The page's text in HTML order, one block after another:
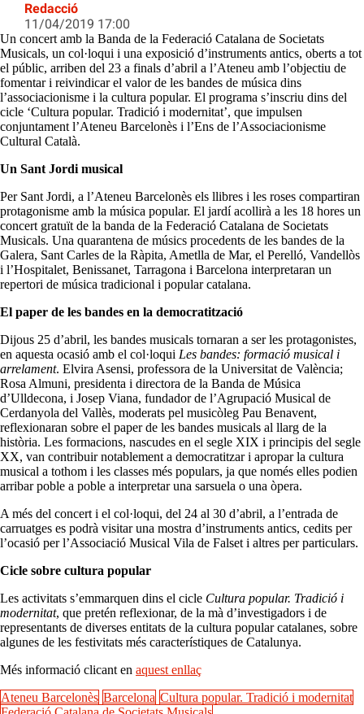
Redacció
11/04/2019 17:00
Un concert amb la Banda de la Federació Catalana de Societats
Musicals, un col·loqui i una exposició d’instruments antics, oberts a tot
el públic, arriben del 23 a finals d’abril a l’Ateneu amb l’objectiu de
fomentar i reivindicar el valor de les bandes de música dins
l’associacionisme i la cultura popular. El programa s’inscriu dins del
cicle ‘Cultura popular. Tradició i modernitat’, que impulsen
conjuntament l’Ateneu Barcelonès i l’Ens de l’Associacionisme
Cultural Català.
Un Sant Jordi musical
Per Sant Jordi, a l’Ateneu Barcelonès els llibres i les roses compartiran
protagonisme amb la música popular. El jardí acollirà a les 18 hores un
concert gratuït de la banda de la Federació Catalana de Societats
Musicals. Una quarantena de músics procedents de les bandes de la
Galera, Sant Carles de la Ràpita, Ametlla de Mar, el Perelló, Vandellòs
i l’Hospitalet, Benissanet, Tarragona i Barcelona interpretaran un
repertori de música tradicional i popular catalana.
El paper de les bandes en la democratització
Dijous 25 d’abril, les bandes musicals tornaran a ser les protagonistes,
en aquesta ocasió amb el col·loqui Les bandes: formació musical i
arrelament. Elvira Asensi, professora de la Universitat de València;
Rosa Almuni, presidenta i directora de la Banda de Música
d’Ulldecona, i Josep Viana, fundador de l’Agrupació Musical de
Cerdanyola del Vallès, moderats pel musicòleg Pau Benavent,
reflexionaran sobre el paper de les bandes musicals al llarg de la
història. Les formacions, nascudes en el segle XIX i principis del segle
XX, van contribuir notablement a democratitzar i apropar la cultura
musical a tothom i les classes més populars, ja que només elles podien
arribar poble a poble a interpretar una sarsuela o una òpera.
A més del concert i el col·loqui, del 24 al 30 d’abril, a l’entrada de
carruatges es podrà visitar una mostra d’instruments antics, cedits per
l’ocasió per l’Associació Musical Vila de Falset i altres per particulars.
Cicle sobre cultura popular
Les activitats s’emmarquen dins el cicle Cultura popular. Tradició i
modernitat, que pretén reflexionar, de la mà d’investigadors i de
representants de diverses entitats de la cultura popular catalanes, sobre
algunes de les festivitats més característiques de Catalunya.
Més informació clicant en aquest enllaç
Ateneu Barcelonès Barcelona Cultura popular. Tradició i modernitat